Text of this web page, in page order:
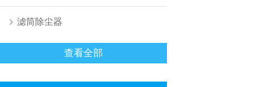
滤筒除尘器
查看全部